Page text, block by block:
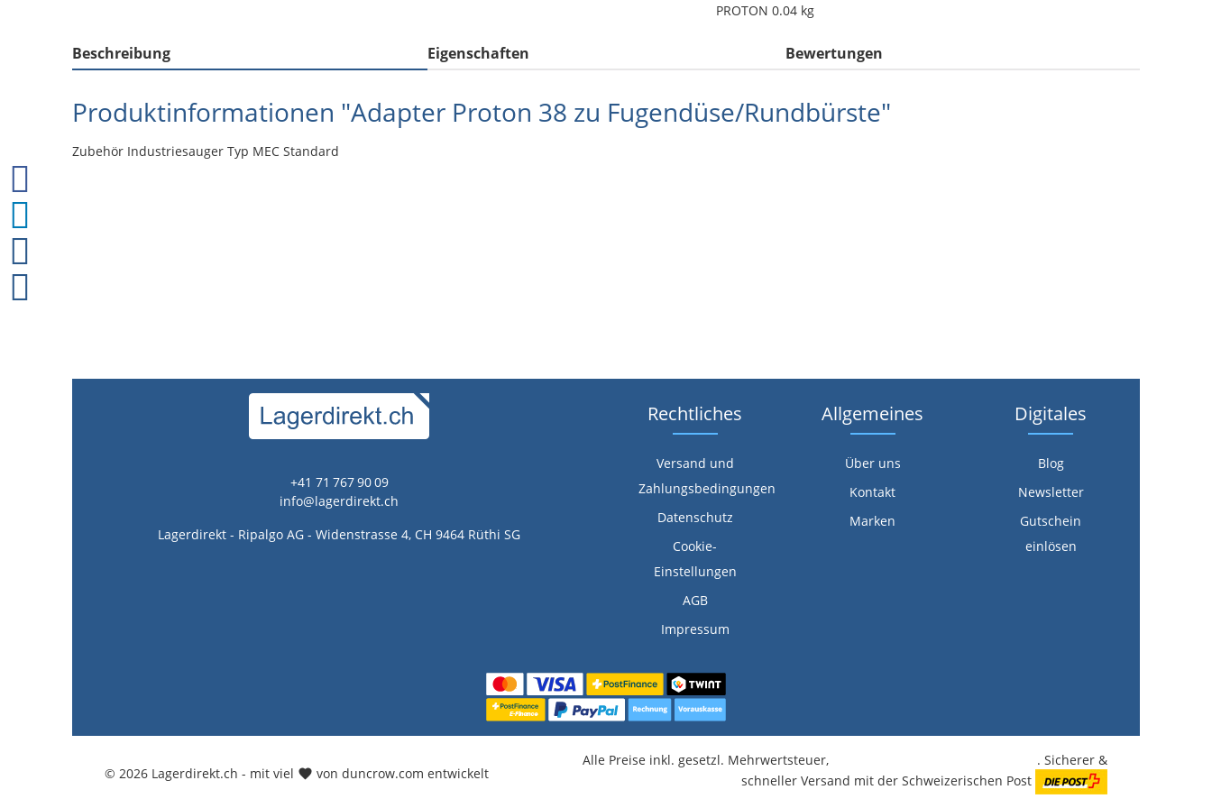
PROTON 0.04 kg
Beschreibung Eigenschaften Bewertungen
Produktinformationen "Adapter Proton 38 zu Fugendüse/Rundbürste"
Zubehör Industriesauger Typ MEC Standard
+41 71 767 90 09
info@lagerdirekt.ch
Lagerdirekt - Ripalgo AG - Widenstrasse 4, CH 9464 Rüthi SG
Rechtliches
Versand und
Zahlungsbedingungen
Datenschutz
Cookie-
Einstellungen
AGB
Impressum
Allgemeines
Über uns
Kontakt
Marken
Digitales
Blog
Newsletter
Gutschein
einlösen
© 2026 Lagerdirekt.ch - mit viel von duncrow.com entwickelt
Alle Preise inkl. gesetzl. Mehrwertsteuer,
. Sicherer &
schneller Versand mit der Schweizerischen Post